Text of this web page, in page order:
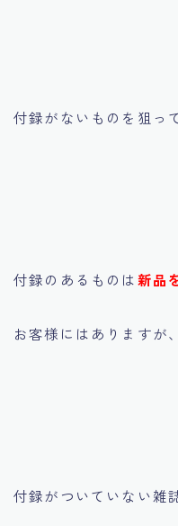
付録がないものを狙っ
付録のあるものは新品
お客様にはありますが、
付録がついていない雑